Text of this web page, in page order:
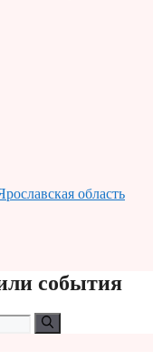
область
события